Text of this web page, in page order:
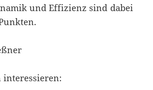
und Effizienz sind dabei
interessieren: